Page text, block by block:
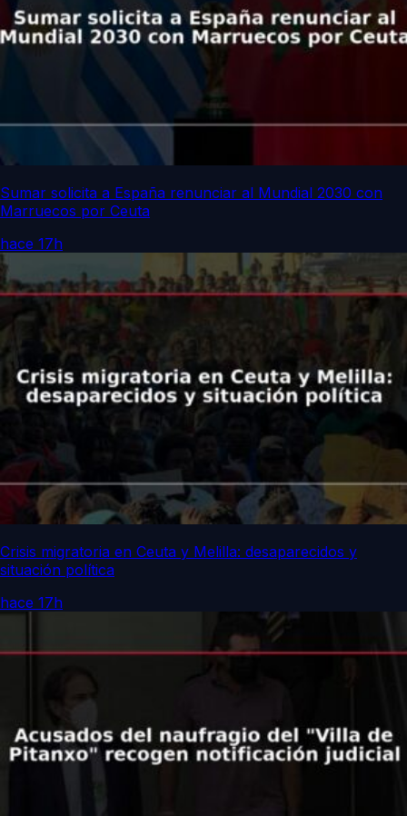
Sumar solicita a España renunciar al Mundial 2030 con
Marruecos por Ceuta
hace 17h
Crisis migratoria en Ceuta y Melilla: desaparecidos y
situación política
hace 17h